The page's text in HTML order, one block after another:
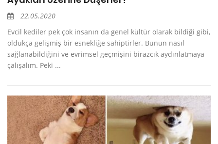
22.05.2020
Evcil kediler pek çok insanın da genel kültür olarak bildiği gibi,
oldukça gelişmiş bir esnekliğe sahiptirler. Bunun nasıl
sağlanabildiğini ve evrimsel geçmişini birazcık aydınlatmaya
çalışalım. Peki ...